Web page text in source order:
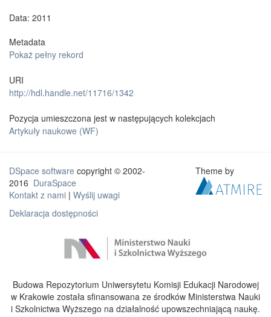
Data: 2011
Metadata
Pokaż pełny rekord
URI
http://hdl.handle.net/11716/1342
Pozycja umieszczona jest w następujących kolekcjach
Artykuły naukowe (WF)
DSpace software copyright © 2002-
2016 DuraSpace
Kontakt z nami | Wyślij uwagi
Deklaracja dostępności
Theme by
Budowa Repozytorium Uniwersytetu Komisji Edukacji Narodowej
w Krakowie została sfinansowana ze środków Ministerstwa Nauki
i Szkolnictwa Wyższego na działalność upowszechniającą naukę.